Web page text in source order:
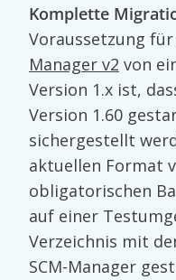
Komplette
Voraussetzung
Manager v2 von
Version 1.x ist,
Version 1.60
sichergestellt
aktuellen Format
obligatorischen
auf einer
Verzeichnis mit
SCM-Manager